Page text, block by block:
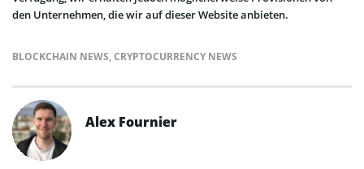
den Unternehmen, die wir auf dieser Website anbieten.
BLOCKCHAIN NEWS,CRYPTOCURRENCY NEWS
Alex Fournier